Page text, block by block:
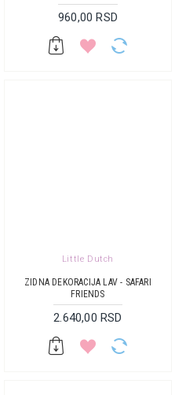
960,00 RSD
Little Dutch
ZIDNA DEKORACIJA LAV - SAFARI
FRIENDS
2.640,00 RSD